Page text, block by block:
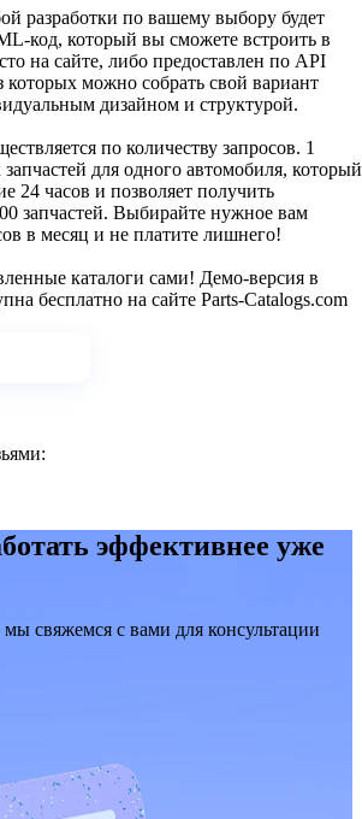
разработки по вашему выбору будет
код, который вы сможете встроить в
на сайте, либо предоставлен по API
которых можно собрать свой вариант
дизайном и структурой.
по количеству запросов. 1
запчастей для одного автомобиля, который
24 часов и позволяет получить
запчастей. Выбирайте нужное вам
в месяц и не платите лишнего!
каталоги сами! Демо-версия в
бесплатно на сайте Parts-Catalogs.com
эффективнее уже
мы свяжемся с вами для консультации